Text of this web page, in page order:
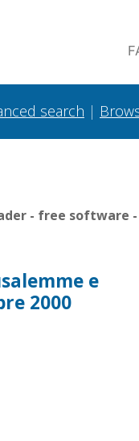
search |
- free software
e
2000